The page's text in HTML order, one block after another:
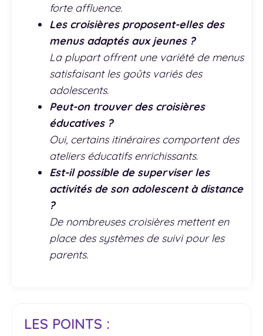
forte affluence.
Les croisières proposent-elles des
menus adaptés aux jeunes ?
La plupart offrent une variété de menus
satisfaisant les goûts variés des
adolescents.
Peut-on trouver des croisières
éducatives ?
Oui, certains itinéraires comportent des
ateliers éducatifs enrichissants.
Est-il possible de superviser les
activités de son adolescent à distance
?
De nombreuses croisières mettent en
place des systèmes de suivi pour les
parents.
LES POINTS :